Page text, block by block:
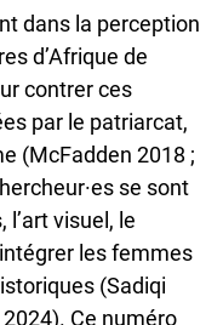
dans la perception
d’Afrique de
contrer ces
par le patriarcat,
(McFadden 2018 ;
se sont
visuel, le
les femmes
(Sadiqi
Ce numéro